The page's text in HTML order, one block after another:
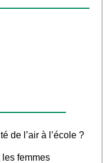
de l’air à l’école ?
femmes